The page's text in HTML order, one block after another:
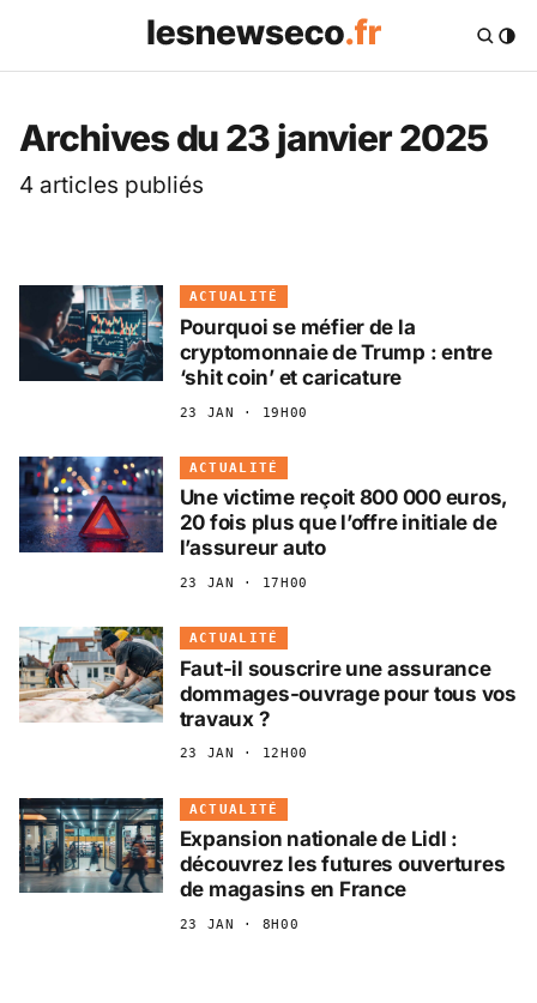
Les News Eco .fr —
Archives du 23 janvier 2025
4 articles publiés
ACTUALITÉ
Pourquoi se méfier de la
cryptomonnaie de Trump : entre
‘shit coin’ et caricature
23 JAN · 19H00
ACTUALITÉ
Une victime reçoit 800 000 euros,
20 fois plus que l’offre initiale de
l’assureur auto
23 JAN · 17H00
ACTUALITÉ
Faut-il souscrire une assurance
dommages-ouvrage pour tous vos
travaux ?
23 JAN · 12H00
ACTUALITÉ
Expansion nationale de Lidl :
découvrez les futures ouvertures
de magasins en France
23 JAN · 8H00